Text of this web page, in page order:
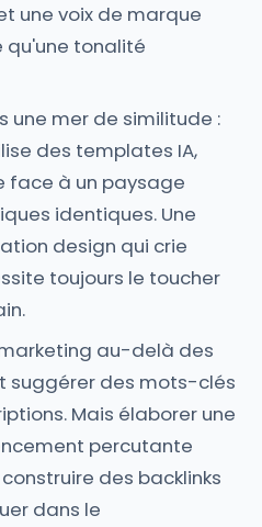
une voix de marque
qu'une tonalité
une mer de similitude :
des templates IA,
face à un paysage
identiques. Une
design qui crie
toujours le toucher
au-delà des
suggérer des mots-clés
Mais élaborer une
percutante
des backlinks
dans le